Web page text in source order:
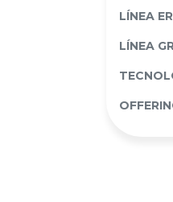
LÍNEA
LÍNEA